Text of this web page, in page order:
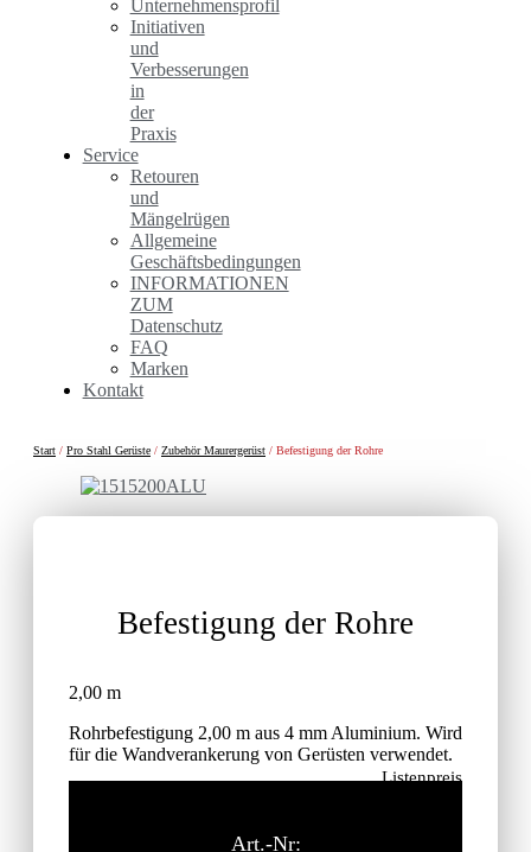
Unternehmensprofil
Initiativen
und
Verbesserungen
in
der
Praxis
Service
Retouren
und
Mängelrügen
Allgemeine
Geschäftsbedingungen
INFORMATIONEN
ZUM
Datenschutz
FAQ
Marken
Kontakt
Start / Pro Stahl Gerüste / Zubehör Maurergerüst / Befestigung der Rohre
Befestigung der Rohre
2,00 m
Rohrbefestigung 2,00 m aus 4 mm Aluminium. Wird
für die Wandverankerung von Gerüsten verwendet.
Listenpreis
Art.-Nr: